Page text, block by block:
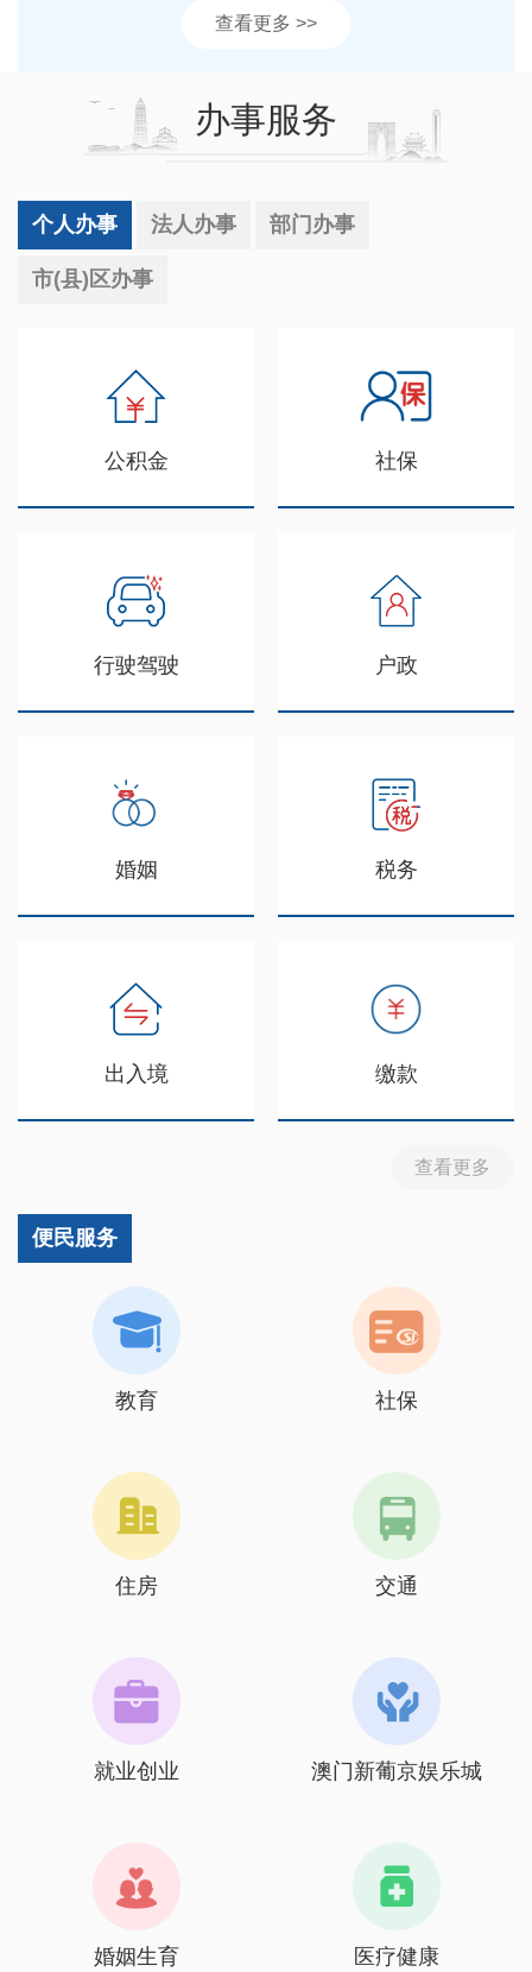
查看更多 >>
办事服务
个人办事 法人办事 部门办事
市(县)区办事
公积金 社保
行驶驾驶 户政
婚姻 税务
出入境 缴款
查看更多
便民服务
教育 社保
住房 交通
就业创业 澳门新葡京娱乐城
婚姻生育 医疗健康